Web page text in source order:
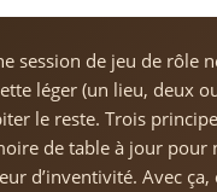
session de jeu de rôle
léger (un lieu, deux
le reste. Trois
de table à jour pour
d’inventivité. Avec